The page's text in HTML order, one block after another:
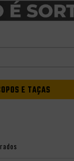
E TAÇAS